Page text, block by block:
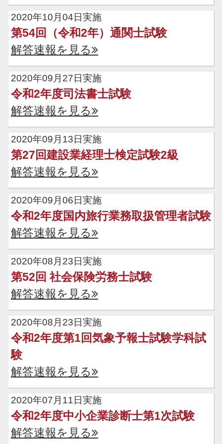
2020年10月04日実施
第54回（令和2年）通関士試験
解答速報を見る
2020年09月27日実施
令和2年度司法書士試験
解答速報を見る
2020年09月13日実施
第27回建設業経理士検定試験2級
解答速報を見る
2020年09月06日実施
令和2年度国内旅行業務取扱管理者試験
解答速報を見る
2020年08月23日実施
第52回 社会保険労務士試験
解答速報を見る
2020年08月23日実施
令和2年度第1回気象予報士試験学科試
験
解答速報を見る
2020年07月11日実施
令和2年度中小企業診断士第1次試験
解答速報を見る